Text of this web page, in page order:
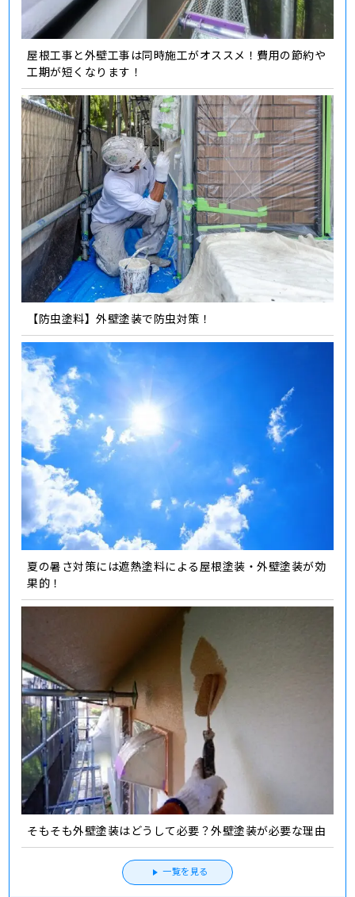
屋根工事と外壁工事は同時施工がオススメ！費用の節約や
工期が短くなります！
【防虫塗料】外壁塗装で防虫対策！
夏の暑さ対策には遮熱塗料による屋根塗装・外壁塗装が効
果的！
そもそも外壁塗装はどうして必要？外壁塗装が必要な理由
一覧を見る